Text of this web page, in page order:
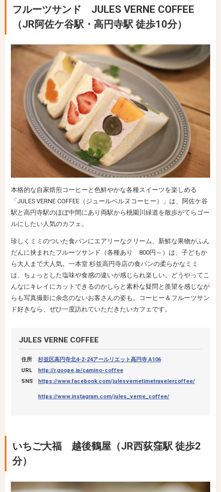
フルーツサンド JULES VERNE COFFEE
（JR阿佐ケ谷駅・高円寺駅 徒歩10分）
本格的な自家焙煎コーヒーと色鮮やかな各種スイーツを楽しめる
「JULES VERNE COFFEE（ジュールベルヌコーヒー）」は、阿佐ケ谷
駅と高円寺駅のほぼ中間にあり両駅から桃園川緑道を散歩がてらゴー
ルにしたい人気のカフェ。
珍しくミミのついた食パンにエアリーなクリーム、新鮮な果物がふん
だんに挟まれたフルーツサンド（各種あり 800円～）は、子どもか
ら大人まで大人気。一本堂 杉並高円寺店の食パンの柔らかなミミ
は、ちょっとした塩味や食感の違いが感じられ楽しい。どうやってこ
んなにキレイにカットできるのかしらと素朴な疑問と羨望を感じなが
らも写真撮影に余念のないお客さんの姿も。コーヒー＆フルーツサン
ド好きなら、ぜひ一度訪れていただきたいカフェです。
JULES VERNE COFFEE
住所
杉並区高円寺北4-2-24アールリエット高円寺 A106
URL
http://r.goope.jp/camino-coffee
SNS
https://www.facebook.com/julesvernetimetravelercoffee/
https://www.instagram.com/jules_verne_coffee/
いちご大福 越後鶴屋（JR西荻窪駅 徒歩2
分）